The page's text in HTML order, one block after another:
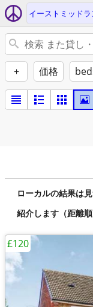
イーストミッドラ
+ 価格
ローカルの結果は
紹介します（距離順
£120